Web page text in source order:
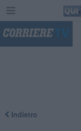
Indietro